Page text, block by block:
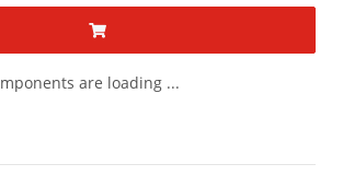
are loading ...